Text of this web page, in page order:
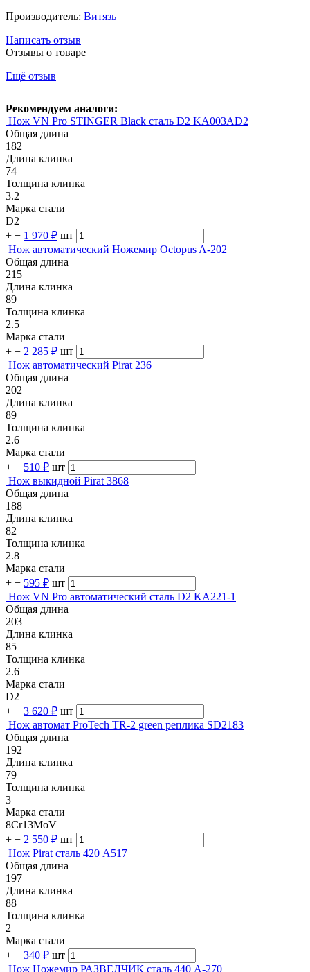
Производитель: Витязь
Написать отзыв
Отзывы о товаре
Ещё отзыв
Рекомендуем аналоги:
Нож VN Pro STINGER Black сталь D2 KA003AD2
Общая длина
182
Длина клинка
74
Толщина клинка
3.2
Марка стали
D2
+ − 1 970 ₽ шт
Нож автоматический Ножемир Octopus A-202
Общая длина
215
Длина клинка
89
Толщина клинка
2.5
Марка стали
+ − 2 285 ₽ шт
Нож автоматический Pirat 236
Общая длина
202
Длина клинка
89
Толщина клинка
2.6
Марка стали
+ − 510 ₽ шт
Нож выкидной Pirat 3868
Общая длина
188
Длина клинка
82
Толщина клинка
2.8
Марка стали
+ − 595 ₽ шт
Нож VN Pro автоматический сталь D2 KA221-1
Общая длина
203
Длина клинка
85
Толщина клинка
2.6
Марка стали
D2
+ − 3 620 ₽ шт
Нож автомат ProTech TR-2 green реплика SD2183
Общая длина
192
Длина клинка
79
Толщина клинка
3
Марка стали
8Cr13MoV
+ − 2 550 ₽ шт
Нож Pirat сталь 420 A517
Общая длина
197
Длина клинка
88
Толщина клинка
2
Марка стали
+ − 340 ₽ шт
Нож Ножемир РАЗВЕДЧИК сталь 440 A-270